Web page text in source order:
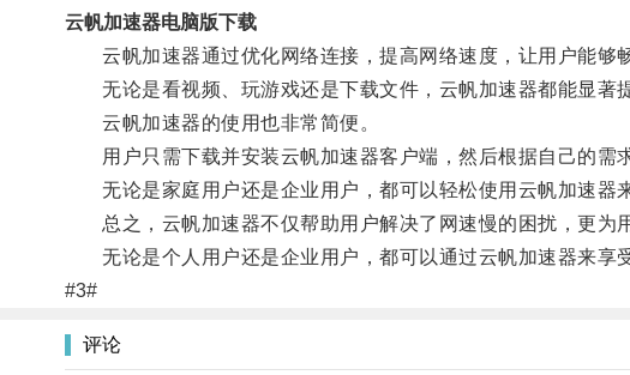
云帆加速器电脑版下载
云帆加速器通过优化网络连接，提高网络速度，让用户能够畅
无论是看视频、玩游戏还是下载文件，云帆加速器都能显著
云帆加速器的使用也非常简便。
用户只需下载并安装云帆加速器客户端，然后根据自己的需
无论是家庭用户还是企业用户，都可以轻松使用云帆加速器
总之，云帆加速器不仅帮助用户解决了网速慢的困扰，更为
无论是个人用户还是企业用户，都可以通过云帆加速器来享
#3#
评论